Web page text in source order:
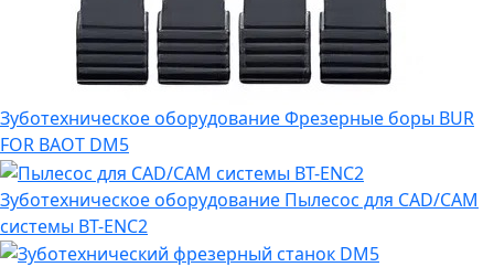
Зуботехническое оборудованиеФрезерные боры BUR
FOR BAOT DM5
Зуботехническое оборудование Пылесос для CAD/CAM
системы BT-ENC2